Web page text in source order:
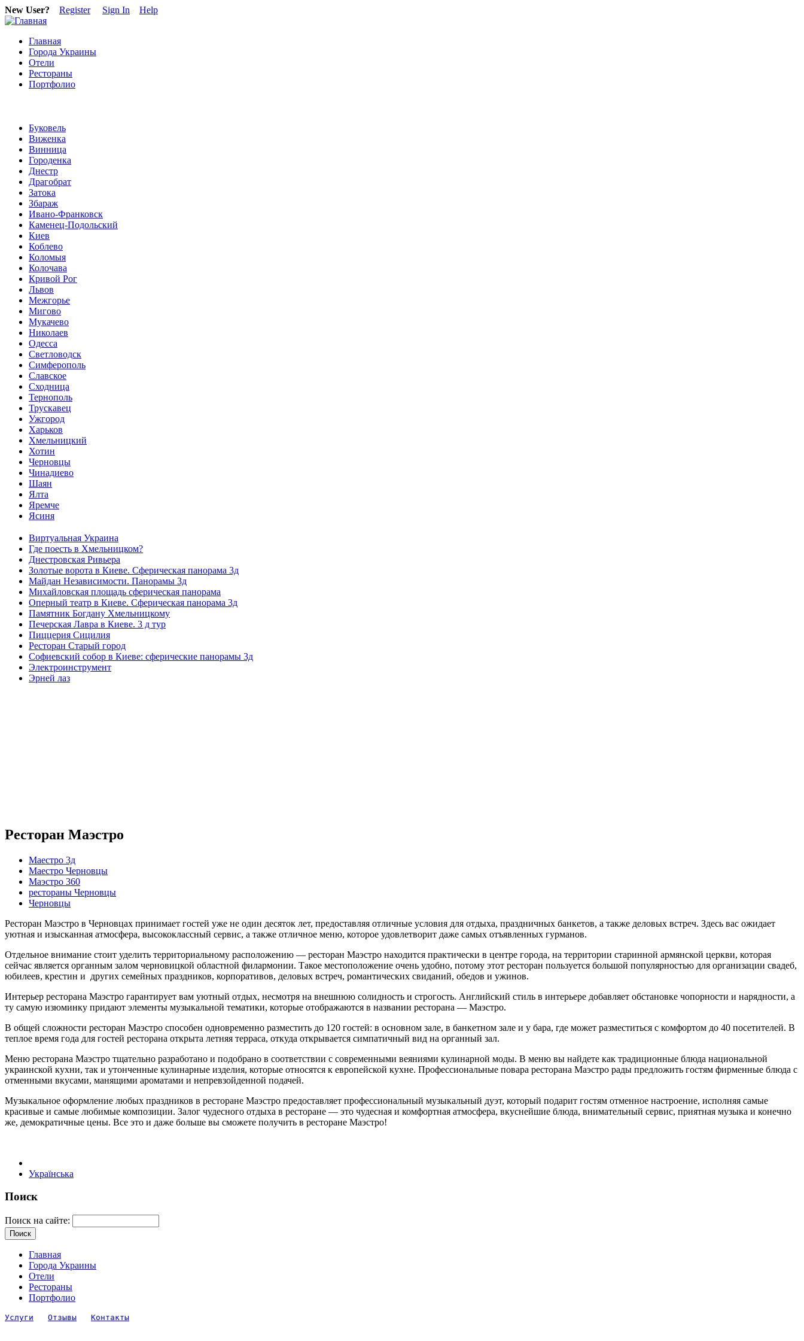
New User? Register Sign In Help
Главная
Города Украины
Отели
Рестораны
Портфолио
Буковель
Виженка
Винница
Городенка
Днестр
Драгобрат
Затока
Збараж
Ивано-Франковск
Каменец-Подольский
Киев
Коблево
Коломыя
Колочава
Кривой Рог
Львов
Межгорье
Мигово
Мукачево
Николаев
Одесса
Светловодск
Симферополь
Славское
Сходница
Тернополь
Трускавец
Ужгород
Харьков
Хмельницкий
Хотин
Черновцы
Чинадиево
Шаян
Ялта
Яремче
Ясиня
Виртуальная Украина
Где поесть в Хмельницком?
Днестровская Ривьера
Золотые ворота в Киеве. Сферическая панорама 3д
Майдан Независимости. Панорамы 3д
Михайловская площадь сферическая панорама
Оперный театр в Киеве. Сферическая панорама 3д
Памятник Богдану Хмельницкому
Печерская Лавра в Киеве. 3 д тур
Пиццерия Сицилия
Ресторан Старый город
Софиевский собор в Киеве: сферические панорамы 3д
Электроинструмент
Эрней лаз
Ресторан Маэстро
Маестро 3д
Маестро Черновцы
Маэстро 360
рестораны Черновцы
Черновцы
Ресторан Маэстро в Черновцах принимает гостей уже не один десяток лет, предоставляя отличные условия для отдыха, праздничных банкетов, а также деловых встреч. Здесь вас ожидает
уютная и изысканная атмосфера, высококлассный сервис, а также отличное меню, которое удовлетворит даже самых отъявленных гурманов.
Отдельное внимание стоит уделить территориальному расположению — ресторан Маэстро находится практически в центре города, на территории старинной армянской церкви, которая
сейчас является органным залом черновицкой областной филармонии. Такое местоположение очень удобно, потому этот ресторан пользуется большой популярностью для организации свадеб,
юбилеев, крестин и других семейных праздников, корпоративов, деловых встреч, романтических свиданий, обедов и ужинов.
Интерьер ресторана Маэстро гарантирует вам уютный отдых, несмотря на внешнюю солидность и строгость. Английский стиль в интерьере добавляет обстановке чопорности и нарядности, а
ту самую изюминку придают элементы музыкальной тематики, которые отображаются в названии ресторана — Маэстро.
В общей сложности ресторан Маэстро способен одновременно разместить до 120 гостей: в основном зале, в банкетном зале и у бара, где может разместиться с комфортом до 40 посетителей. В
теплое время года для гостей ресторана открыта летняя терраса, откуда открывается симпатичный вид на органный зал.
Меню ресторана Маэстро тщательно разработано и подобрано в соответствии с современными веяниями кулинарной моды. В меню вы найдете как традиционные блюда национальной
украинской кухни, так и утонченные кулинарные изделия, которые относятся к европейской кухне. Профессиональные повара ресторана Маэстро рады предложить гостям фирменные блюда с
отменными вкусами, манящими ароматами и непревзойденной подачей.
Музыкальное оформление любых праздников в ресторане Маэстро предоставляет профессиональный музыкальный дуэт, который подарит гостям отменное настроение, исполняя самые
красивые и самые любимые композиции. Залог чудесного отдыха в ресторане — это чудесная и комфортная атмосфера, вкуснейшие блюда, внимательный сервис, приятная музыка и конечно
же, демократичные цены. Все это и даже больше вы сможете получить в ресторане Маэстро!
Українська
Поиск
Поиск на сайте:
Главная
Города Украины
Отели
Рестораны
Портфолио
Услуги Отзывы Контакты